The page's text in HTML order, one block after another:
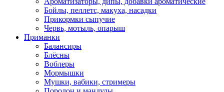
Бойлы, пеллетс, макуха, насадки
Прикормки сыпучие
Червь, мотыль, опарыш
Приманки
Балансиры
Блёсны
Воблеры
Мормышки
Мушки, вабики, стримеры